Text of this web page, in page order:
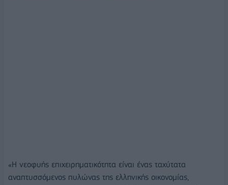
«Η νεοφυής επιχειρηματικότητα είναι ένας ταχύτατα
αναπτυσσόμενος πυλώνας της ελληνικής οικονομίας,